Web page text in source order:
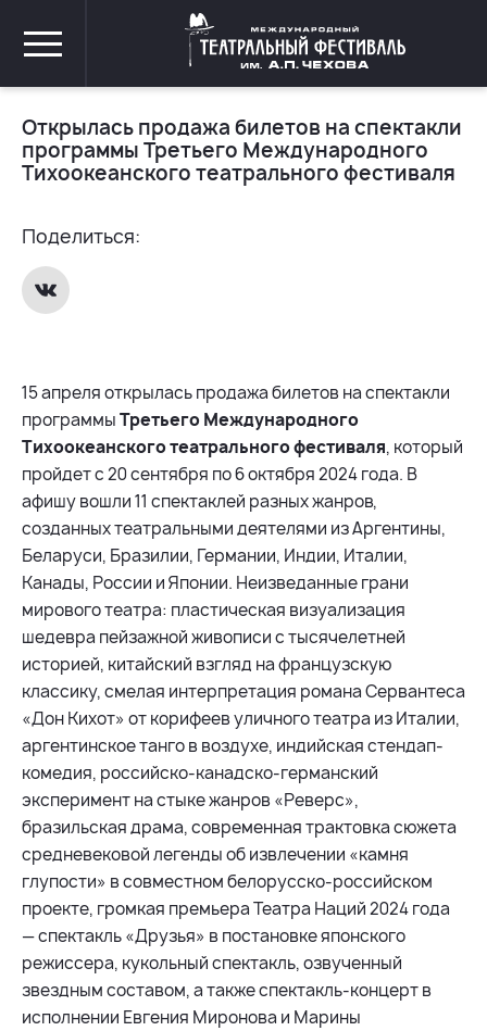
Открылась продажа билетов на спектакли
программы Третьего Международного
Тихоокеанского театрального фестиваля
15 апреля открылась продажа билетов на спектакли
программыТретьего Международного
Тихоокеанского театрального фестиваля, который
пройдет с 20 сентября по 6 октября 2024 года. В
афишу вошли 11 спектаклей разных жанров,
созданных театральными деятелями из Аргентины,
Беларуси, Бразилии, Германии, Индии, Италии,
Канады, России и Японии. Неизведанные грани
мирового театра: пластическая визуализация
шедевра пейзажной живописи с тысячелетней
историей, китайский взгляд на французскую
классику, смелая интерпретация романа Сервантеса
«Дон Кихот» от корифеев уличного театра из Италии,
аргентинское танго в воздухе, индийская стендап-
комедия, российско-канадско-германский
эксперимент на стыке жанров «Реверс»,
бразильская драма, современная трактовка сюжета
средневековой легенды об извлечении «камня
глупости» в совместном белорусско-российском
проекте, громкая премьера Театра Наций 2024 года
— спектакль «Друзья» в постановке японского
режиссера, кукольный спектакль, озвученный
звездным составом, а также спектакль-концерт в
исполнении Евгения Миронова и Марины
Поделиться: